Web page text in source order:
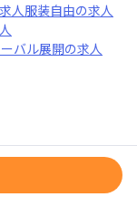
人服装自由の求人
バル展開の求人